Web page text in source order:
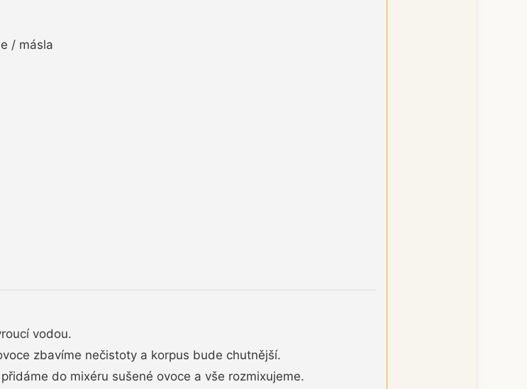
/ másla
vodou.
zbavíme nečistoty a korpus bude chutnější.
do mixéru sušené ovoce a vše rozmixujeme.